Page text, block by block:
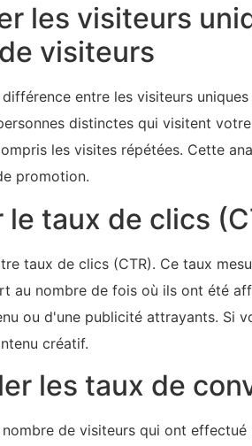
les visiteurs
visiteurs
entre les visiteurs
distinctes qui visitent
les visites répétées. Cette
promotion.
taux de clics
taux de clics (CTR). Ce taux
au nombre de fois où ils ont été
ou d'une publicité attrayants. Si
créatif.
les taux de
de visiteurs qui ont